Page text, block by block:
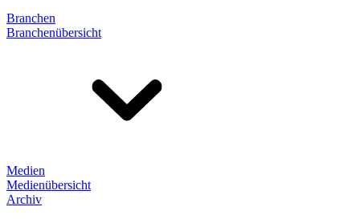
Branchen
Branchenübersicht
Medien
Medienübersicht
Archiv